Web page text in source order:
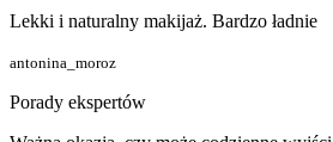
Lekki i naturalny makijaż. Bardzo ładnie
antonina_moroz
Porady ekspertów